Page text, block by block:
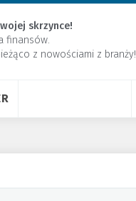
skrzynce!
finansów.
z nowościami z branży!